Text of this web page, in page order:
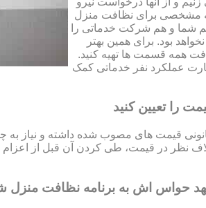
مشخصی برای نظافت منزل
شما و هم شرکت خدماتی را
بود. برای همین بهتر
همه قسمت ها تهیه کنید.
عملکرد نفر خدماتی کمک
را تعیین کنید
قیمت های مصوب شده داشته و نیاز
نظر در قیمت، طی کردن آن قبل از
حواس اش به برنامه نظافت